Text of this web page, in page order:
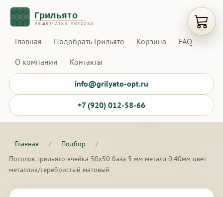
Главная Подобрать Грильято Корзина FAQ
О компании Контакты
info@grilyato-opt.ru
+7 (920) 012-58-66
Главная / Подбор
/
Потолок грильято ячейка 50х50 база 5 мм металл 0.40мм цвет
металлик/серебристый матовый